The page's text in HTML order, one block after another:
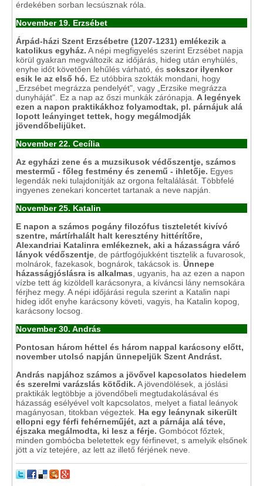
érdekében sorban lecsúsznak róla.
November 19. Erzsébet
Árpád-házi Szent Erzsébetre (1207-1231) emlékezik a
katolikus egyház. A népi megfigyelés szerint Erzsébet napja
körül gyakran megváltozik az időjárás, hideg után enyhülés,
enyhe időt követően lehűlés várható, és sokszor ilyenkor
esik le az első hó. Ez utóbbira szokták mondani, hogy
„Erzsébet megrázza pendelyét", vagy „Erzsike megrázza
dunyháját". Ez a nap az őszi munkák zárónapja. A legények
ezen a napon praktikákhoz folyamodtak, pl. párnájuk alá
lopott leányinget tettek, hogy megálmodják
jövendőbelijüket.
November 22. Cecília
Az egyházi zene és a muzsikusok védőszentje, számos
mestermű - főleg festmény és zenemű - ihletője. Egyes
legendák neki tulajdonítják az orgona feltalálását. Többfelé
ingyenes zenekari koncertet tartanak a neve napján.
November 25. Katalin
E napon a számos pogány filozófus tiszteletét kivívó
szentre, mártírhalált halt keresztény hittérítőre,
Alexandriai Katalinra emlékeznek, aki a házasságra váró
lányok védőszentje , de pártfogójukként tisztelik a fuvarosok,
molnárok, fazekasok, bognárok, takácsok is. Ünnepe
házasságjóslásra is alkalmas , ugyanis, ha az ezen a napon
vízbe tett ág kizöldell karácsonyra, a kíváncsi lány nemsokára
férjhez megy. A népi időjárási regula szerint a Katalin napi
hideg időt enyhe karácsony követi, vagyis, ha Katalin kopog,
karácsony locsog.
November 30. András
Pontosan három héttel és három nappal karácsony előtt,
november utolsó napján ünnepeljük Szent Andrást.
András napjához számos a jövővel kapcsolatos hiedelem
és szerelmi varázslás kötődik. A jövendölések, a jóslási
praktikák legtöbbje a jövendőbeli megtudakolásával és
házasság esélyével volt kapcsolatos, melyet a fiatal leányok
magányosan, titokban végeztek. Ha egy leánynak sikerült
ellopni egy férfi fehérneműjét, azt a párnája alá téve,
éjszaka megálmodta, ki lesz a férje. Gombócot főztek,
minden gombócba beletettek egy férfinevet, s amelyik elsőnek
jött a víz tetejére, az lett az illető férjének neve.